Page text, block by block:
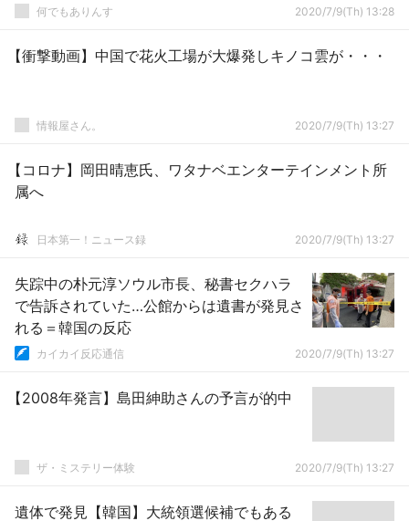
何でもありんす 2020/7/9(Th) 13:28
【衝撃動画】中国で花火工場が大爆発しキノコ雲が・・・
情報屋さん。 2020/7/9(Th) 13:27
【コロナ】岡田晴恵氏、ワタナベエンターテインメント所
属へ
日本第一！ニュース録 2020/7/9(Th) 13:27
失踪中の朴元淳ソウル市長、秘書セクハラ
で告訴されていた…公館からは遺書が発見さ
れる＝韓国の反応
カイカイ反応通信 2020/7/9(Th) 13:27
【2008年発言】島田紳助さんの予言が的中
ザ・ミステリー体験 2020/7/9(Th) 13:27
遺体で発見【韓国】大統領選候補でもある